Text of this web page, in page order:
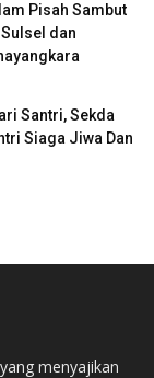
Pisah Sambut
dan
Santri, Sekda
Siaga Jiwa Dan
menyajikan